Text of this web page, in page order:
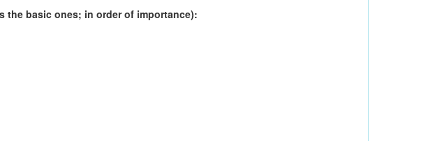
the basic ones; in order of importance):